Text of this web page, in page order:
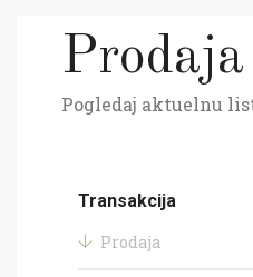
Prodaja
Pogledaj aktuelnu
Transakcija
Prodaja